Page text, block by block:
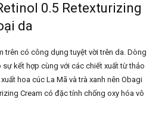
0.5 Retexturizing
da
trên có công dụng tuyệt vời trên da. Dòng
kết hợp cùng với các chiết xuất từ thảo
hoa cúc La Mã và trà xanh nên Obagi
Cream có đặc tính chống oxy hóa vô